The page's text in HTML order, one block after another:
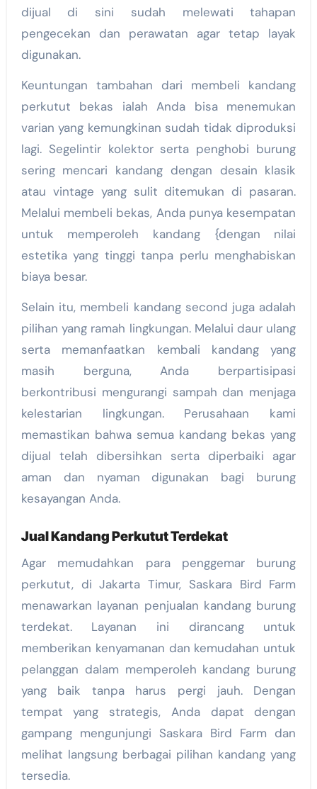
dijual di sini sudah melewati tahapan
pengecekan dan perawatan agar tetap layak
digunakan.
Keuntungan tambahan dari membeli kandang
perkutut bekas ialah Anda bisa menemukan
varian yang kemungkinan sudah tidak diproduksi
lagi. Segelintir kolektor serta penghobi burung
sering mencari kandang dengan desain klasik
atau vintage yang sulit ditemukan di pasaran.
Melalui membeli bekas, Anda punya kesempatan
untuk memperoleh kandang {dengan nilai
estetika yang tinggi tanpa perlu menghabiskan
biaya besar.
Selain itu, membeli kandang second juga adalah
pilihan yang ramah lingkungan. Melalui daur ulang
serta memanfaatkan kembali kandang yang
masih berguna, Anda berpartisipasi
berkontribusi mengurangi sampah dan menjaga
kelestarian lingkungan. Perusahaan kami
memastikan bahwa semua kandang bekas yang
dijual telah dibersihkan serta diperbaiki agar
aman dan nyaman digunakan bagi burung
kesayangan Anda.
Jual Kandang Perkutut Terdekat
Agar memudahkan para penggemar burung
perkutut, di Jakarta Timur, Saskara Bird Farm
menawarkan layanan penjualan kandang burung
terdekat. Layanan ini dirancang untuk
memberikan kenyamanan dan kemudahan untuk
pelanggan dalam memperoleh kandang burung
yang baik tanpa harus pergi jauh. Dengan
tempat yang strategis, Anda dapat dengan
gampang mengunjungi Saskara Bird Farm dan
melihat langsung berbagai pilihan kandang yang
tersedia.